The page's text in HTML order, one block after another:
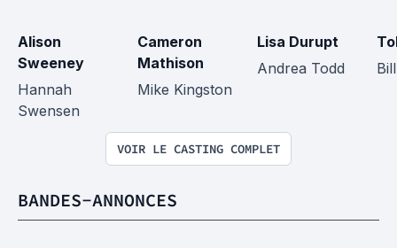
Alison
Sweeney
Hannah
Swensen
Cameron
Mathison
Mike Kingston
Lisa Durupt
Andrea Todd
VOIR LE CASTING COMPLET
BANDES-ANNONCES